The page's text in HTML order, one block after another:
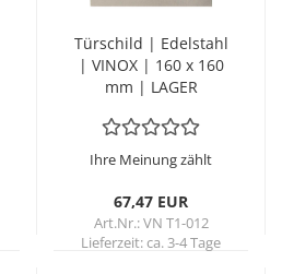
Tür­schild | Edel­stahl
| VINOX | 160 x 160
mm | LAGER
Ihre Meinung zählt
67,47 EUR
Art.Nr.: VN T1-012
Lieferzeit:ca. 3-4 Tage